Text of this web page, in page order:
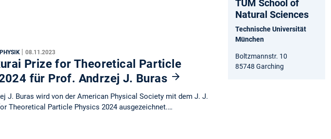
|08.11.2023
Prize for Theoretical Particle
für Prof. Andrzej J. Buras
J. Buras wird von der American Physical Society mit dem J. J.
Theoretical Particle Physics 2024 ausgezeichnet.…
TUM School of
Natural Sciences
Technische Universität
München
Boltzmannstr. 10
85748 Garching